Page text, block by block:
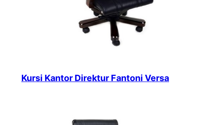
Kursi Kantor Direktur Fantoni Versa